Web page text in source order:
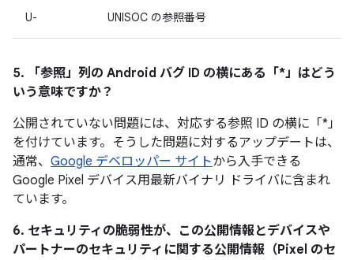
U- UNISOC の参照番号
5. 「参照」 列の Android バグ ID の横にある「*」はどう
いう意味ですか？
公開されていない問題には、対応する参照 ID の横に「*」
を付けています。そうした問題に対するアップデートは、
通常、 Google デベロッパー サイトから入手できる
Google Pixel デバイス用最新バイナリ ドライバに含まれ
ています。
6. セキュリティの脆弱性が、この公開情報とデバイスや
パートナーのセキュリティに関する公開情報（Pixel のセ